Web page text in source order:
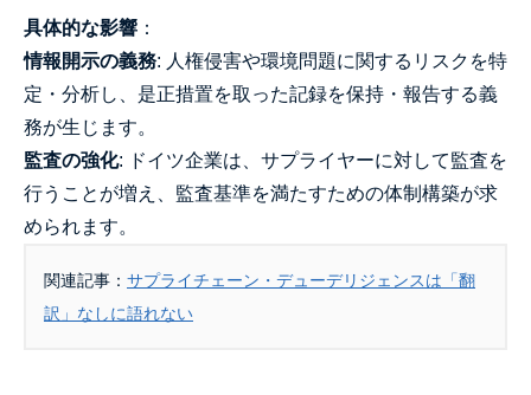
具体的な影響 ：
情報開示の義務: 人権侵害や環境問題に関するリスクを特
定・分析し、是正措置を取った記録を保持・報告する義
務が生じます。
監査の強化: ドイツ企業は、サプライヤーに対して監査を
行うことが増え、監査基準を満たすための体制構築が求
められます。
関連記事： サプライチェーン・デューデリジェンスは「翻
訳」なしに語れない